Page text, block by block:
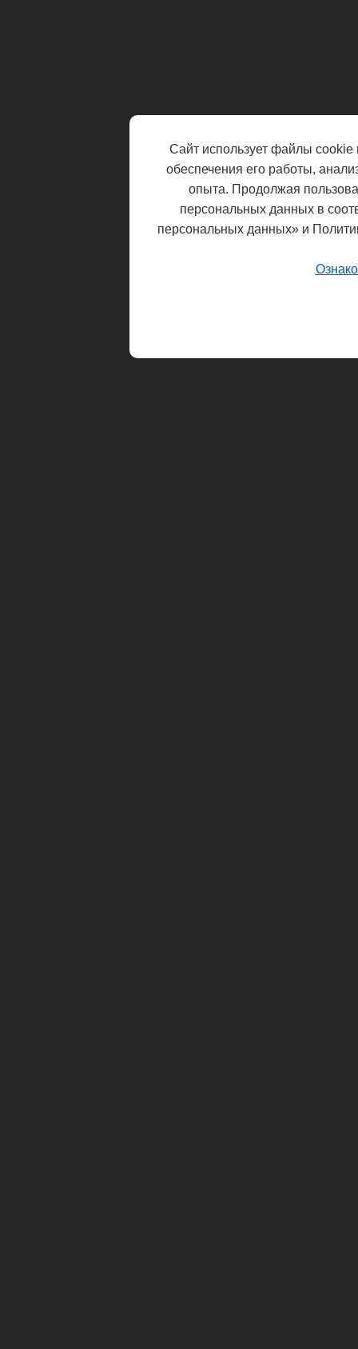
Сайт использует файлы cookie
обеспечения его работы,
опыта. Продолжая
персональных данных в
персональных данных» и